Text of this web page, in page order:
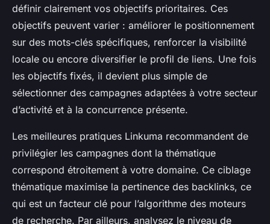
définir clairement vos objectifs prioritaires. Ces
objectifs peuvent varier : améliorer le positionnement
sur des mots-clés spécifiques, renforcer la visibilité
locale ou encore diversifier le profil de liens. Une fois
les objectifs fixés, il devient plus simple de
sélectionner des campagnes adaptées à votre secteur
d’activité et à la concurrence présente.
Les meilleures pratiques Linkuma recommandent de
privilégier les campagnes dont la thématique
correspond étroitement à votre domaine. Ce ciblage
thématique maximise la pertinence des backlinks, ce
qui est un facteur clé pour l’algorithme des moteurs
de recherche. Par ailleurs, analysez le niveau de